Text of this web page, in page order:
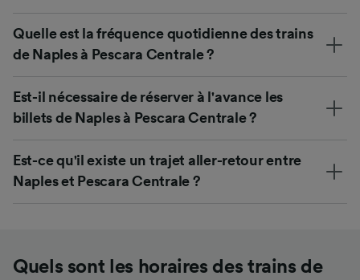
Quelle est la fréquence quotidienne des trains
de Naples à Pescara Centrale ?
Est-il nécessaire de réserver à l'avance les
billets de Naples à Pescara Centrale ?
Est-ce qu'il existe un trajet aller-retour entre
Naples et Pescara Centrale ?
Quels sont les horaires des trains de